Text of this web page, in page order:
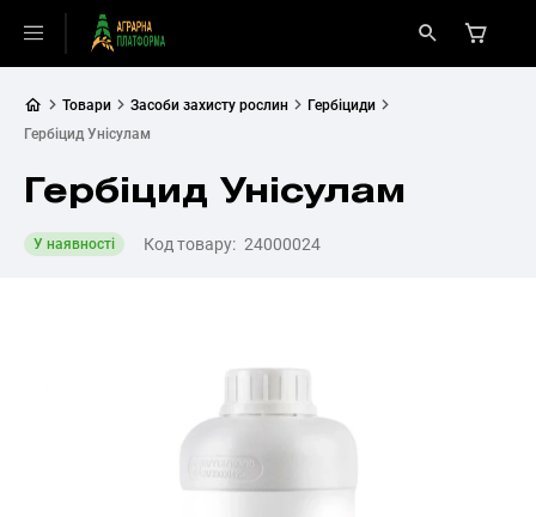
Товари Засоби захисту рослин
Гербіциди
Гербіцид Унісулам
Гербіцид Унісулам
У наявності Код товару: 24000024